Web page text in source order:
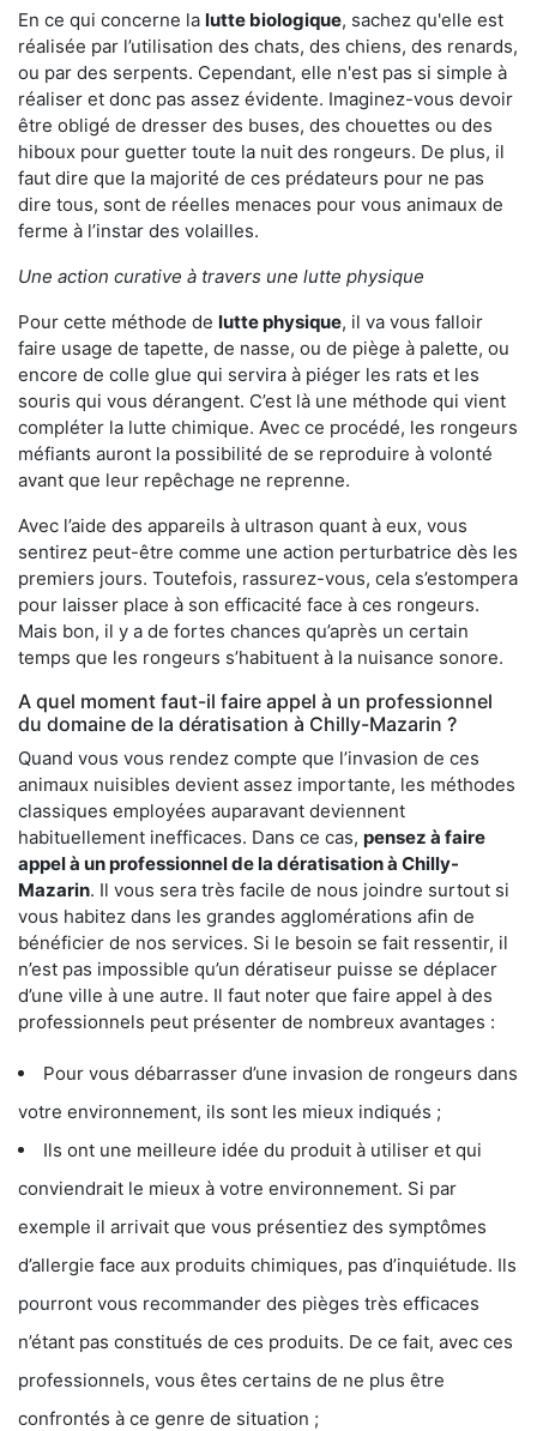
En ce qui concerne la lutte biologique, sachez qu'elle est
réalisée par l’utilisation des chats, des chiens, des renards,
ou par des serpents. Cependant, elle n'est pas si simple à
réaliser et donc pas assez évidente. Imaginez-vous devoir
être obligé de dresser des buses, des chouettes ou des
hiboux pour guetter toute la nuit des rongeurs. De plus, il
faut dire que la majorité de ces prédateurs pour ne pas
dire tous, sont de réelles menaces pour vous animaux de
ferme à l’instar des volailles.
Une action curative à travers une lutte physique
Pour cette méthode de lutte physique, il va vous falloir
faire usage de tapette, de nasse, ou de piège à palette, ou
encore de colle glue qui servira à piéger les rats et les
souris qui vous dérangent. C’est là une méthode qui vient
compléter la lutte chimique. Avec ce procédé, les rongeurs
méfiants auront la possibilité de se reproduire à volonté
avant que leur repêchage ne reprenne.
Avec l’aide des appareils à ultrason quant à eux, vous
sentirez peut-être comme une action perturbatrice dès les
premiers jours. Toutefois, rassurez-vous, cela s’estompera
pour laisser place à son efficacité face à ces rongeurs.
Mais bon, il y a de fortes chances qu’après un certain
temps que les rongeurs s’habituent à la nuisance sonore.
A quel moment faut-il faire appel à un professionnel
du domaine de la dératisation à Chilly-Mazarin ?
Quand vous vous rendez compte que l’invasion de ces
animaux nuisibles devient assez importante, les méthodes
classiques employées auparavant deviennent
habituellement inefficaces. Dans ce cas, pensez à faire
appel à un professionnel de la dératisation à Chilly-
Mazarin. Il vous sera très facile de nous joindre surtout si
vous habitez dans les grandes agglomérations afin de
bénéficier de nos services. Si le besoin se fait ressentir, il
n’est pas impossible qu’un dératiseur puisse se déplacer
d’une ville à une autre. Il faut noter que faire appel à des
professionnels peut présenter de nombreux avantages :
Pour vous débarrasser d’une invasion de rongeurs dans
votre environnement, ils sont les mieux indiqués ;
Ils ont une meilleure idée du produit à utiliser et qui
conviendrait le mieux à votre environnement. Si par
exemple il arrivait que vous présentiez des symptômes
d’allergie face aux produits chimiques, pas d’inquiétude. Ils
pourront vous recommander des pièges très efficaces
n’étant pas constitués de ces produits. De ce fait, avec ces
professionnels, vous êtes certains de ne plus être
confrontés à ce genre de situation ;